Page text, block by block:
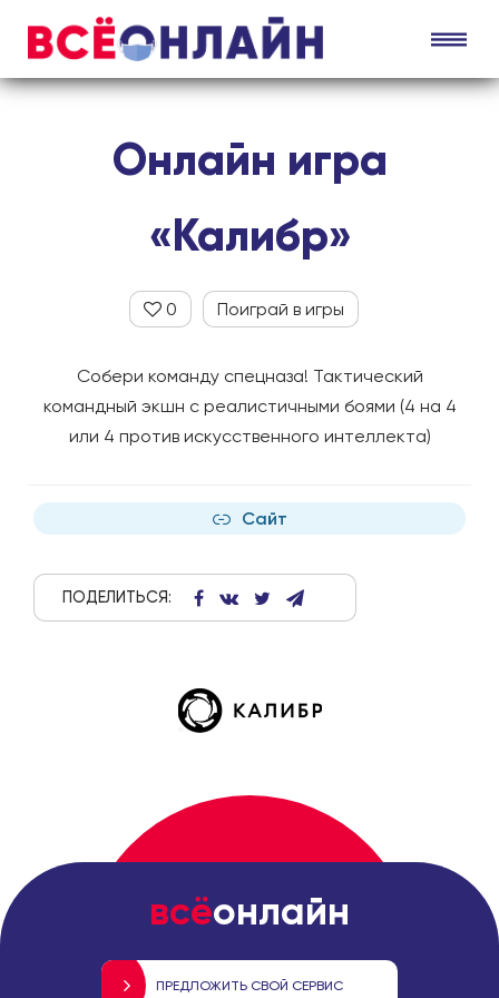
Онлайн игра
«Калибр»
0 Поиграй в игры
Собери команду спецназа! Тактический
командный экшн с реалистичными боями (4 на 4
или 4 против искусственного интеллекта)
Сайт
ПОДЕЛИТЬСЯ:
всёонлайн
ПРЕДЛОЖИТЬ СВОЙ СЕРВИС